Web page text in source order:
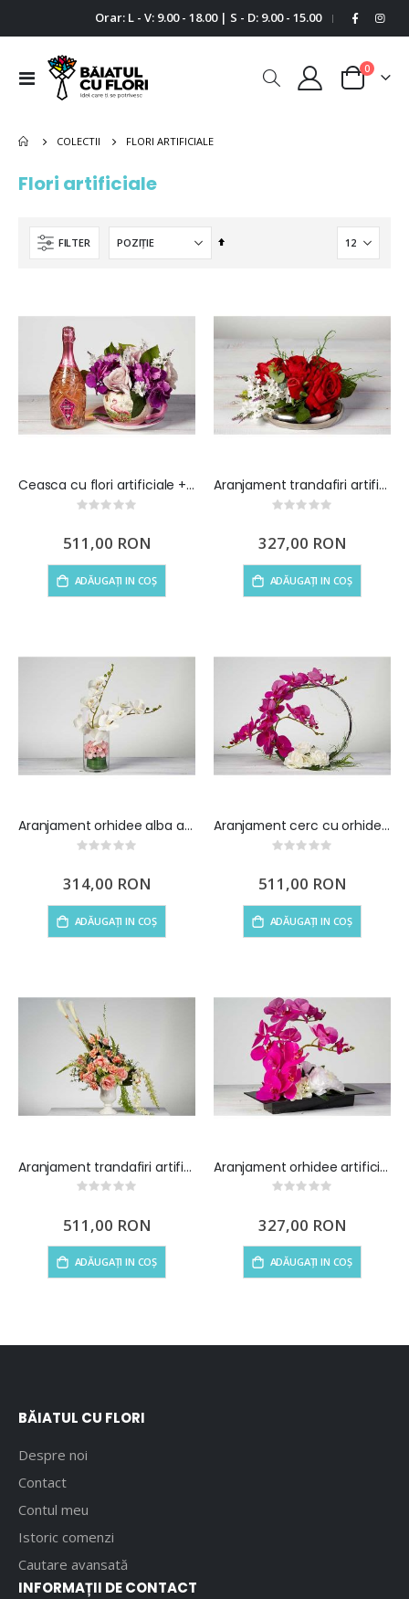
Orar: L - V: 9.00 - 18.00 | S - D: 9.00 - 15.00 |
Comutare
Cart
0
COLECTII FLORI ARTIFICIALE
Flori artificiale
FILTER
Setați
Ceasca cu flori artificiale + 1 Sticla Prosecco
Rating:
511,00 RON
ADĂUGAȚI IN COȘ
Aranjament trandafiri artificiali rosii
Rating:
327,00 RON
ADĂUGAȚI IN COȘ
Aranjament orhidee alba artificiala si hortensie artificiala
Rating:
314,00 RON
ADĂUGAȚI IN COȘ
Aranjament cerc cu orhidee artificiala si trandafiri artificiali
Rating:
511,00 RON
ADĂUGAȚI IN COȘ
Aranjament trandafiri artificiali somon
Rating:
511,00 RON
ADĂUGAȚI IN COȘ
Aranjament orhidee artificiala
Rating:
327,00 RON
ADĂUGAȚI IN COȘ
BĂIATUL CU FLORI
Despre noi
Contact
Contul meu
Istoric comenzi
Cautare avansată
INFORMAȚII DE CONTACT